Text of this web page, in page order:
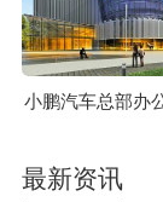
小鹏汽车总部办
最新资讯